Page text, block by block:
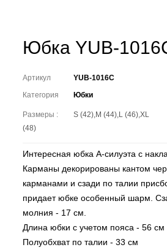
Юбка YUB-
Артикул
YUB-1016C
Категория
Юбки
Размеры :
S (42),M (44),L (46),XL
(48)
Интересная юбка А-силуэта с
Карманы декорированы кантом
карманами и сзади по талии
придает юбке особенный шарм.
молния - 17 см.
Длина юбки с учетом пояса - 56 см
Полуобхват по талии - 33 см